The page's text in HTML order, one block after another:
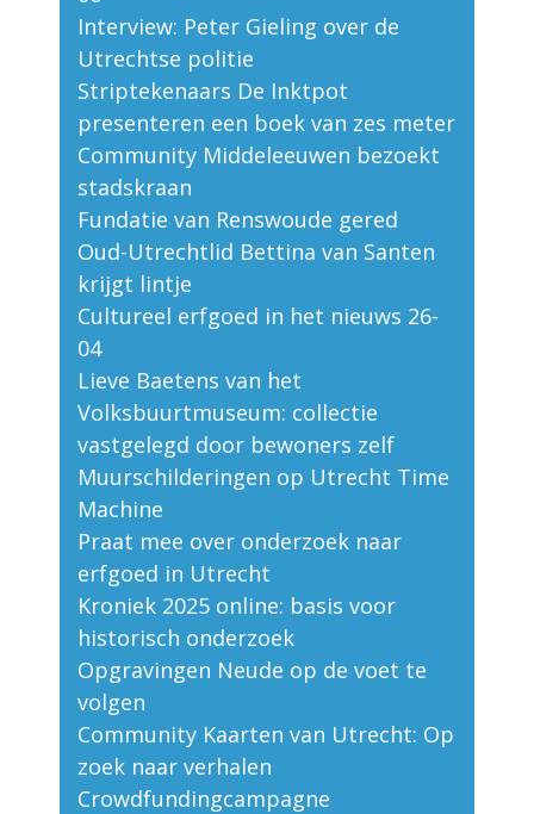
Interview: Peter Gieling over de
Utrechtse politie
Striptekenaars De Inktpot
presenteren een boek van zes meter
Community Middeleeuwen bezoekt
stadskraan
Fundatie van Renswoude gered
Oud-Utrechtlid Bettina van Santen
krijgt lintje
Cultureel erfgoed in het nieuws 26-
04
Lieve Baetens van het
Volksbuurtmuseum: collectie
vastgelegd door bewoners zelf
Muurschilderingen op Utrecht Time
Machine
Praat mee over onderzoek naar
erfgoed in Utrecht
Kroniek 2025 online: basis voor
historisch onderzoek
Opgravingen Neude op de voet te
volgen
Community Kaarten van Utrecht: Op
zoek naar verhalen
Crowdfundingcampagne